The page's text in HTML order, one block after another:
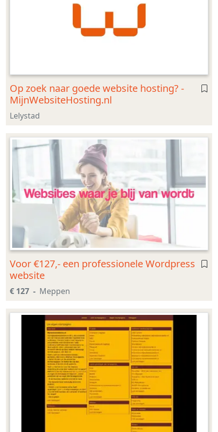
Op zoek naar goede website hosting? -
MijnWebsiteHosting.nl
Lelystad
Voor €127,- een professionele Wordpress
website
€ 127 Meppen